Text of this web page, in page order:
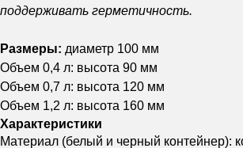
поддерживать герметичность.
Размеры: диаметр 100 мм
Объем 0,4 л: высота 90 мм
Объем 0,7 л: высота 120 мм
Объем 1,2 л: высота 160 мм
Характеристики
Материал (белый и черный контейнер):